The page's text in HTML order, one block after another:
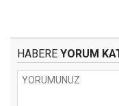
HABERE YORUM